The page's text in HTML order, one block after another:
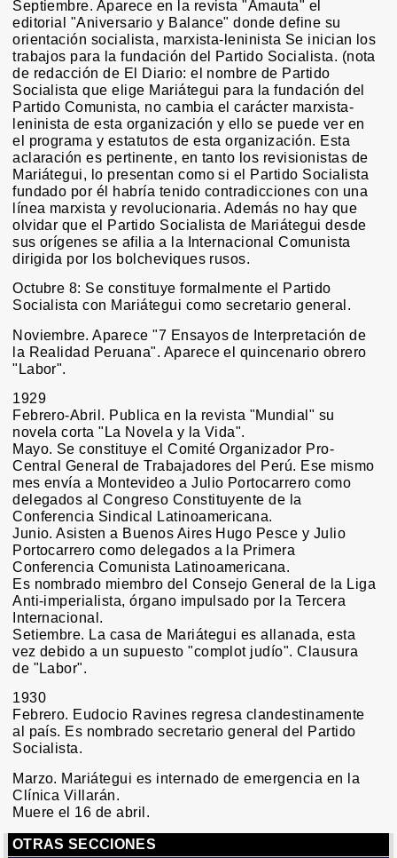
Septiembre. Aparece en la revista "Amauta" el
editorial "Aniversario y Balance" donde define su
orientación socialista, marxista-leninista Se inician los
trabajos para la fundación del Partido Socialista. (nota
de redacción de El Diario: el nombre de Partido
Socialista que elige Mariátegui para la fundación del
Partido Comunista, no cambia el carácter marxista-
leninista de esta organización y ello se puede ver en
el programa y estatutos de esta organización. Esta
aclaración es pertinente, en tanto los revisionistas de
Mariátegui, lo presentan como si el Partido Socialista
fundado por él habría tenido contradicciones con una
línea marxista y revolucionaria. Además no hay que
olvidar que el Partido Socialista de Mariátegui desde
sus orígenes se afilia a la Internacional Comunista
dirigida por los bolcheviques rusos.
Octubre 8: Se constituye formalmente el Partido
Socialista con Mariátegui como secretario general.
Noviembre. Aparece "7 Ensayos de Interpretación de
la Realidad Peruana". Aparece el quincenario obrero
"Labor".
1929
Febrero-Abril. Publica en la revista "Mundial" su
novela corta "La Novela y la Vida".
Mayo. Se constituye el Comité Organizador Pro-
Central General de Trabajadores del Perú. Ese mismo
mes envía a Montevideo a Julio Portocarrero como
delegados al Congreso Constituyente de la
Conferencia Sindical Latinoamericana.
Junio. Asisten a Buenos Aires Hugo Pesce y Julio
Portocarrero como delegados a la Primera
Conferencia Comunista Latinoamericana.
Es nombrado miembro del Consejo General de la Liga
Anti-imperialista, órgano impulsado por la Tercera
Internacional.
Setiembre. La casa de Mariátegui es allanada, esta
vez debido a un supuesto "complot judío". Clausura
de "Labor".
1930
Febrero. Eudocio Ravines regresa clandestinamente
al país. Es nombrado secretario general del Partido
Socialista.
Marzo. Mariátegui es internado de emergencia en la
Clínica Villarán.
Muere el 16 de abril.
OTRAS SECCIONES